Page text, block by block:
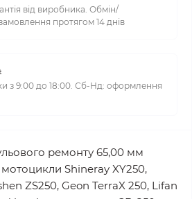
від виробника. Обмін/
протягом 14 днів
з 9:00 до 18:00. Сб-Нд: оформлення
ремонту 65,00 мм
Shineray XY250,
ZS250, Geon TerraX 250, Lifan